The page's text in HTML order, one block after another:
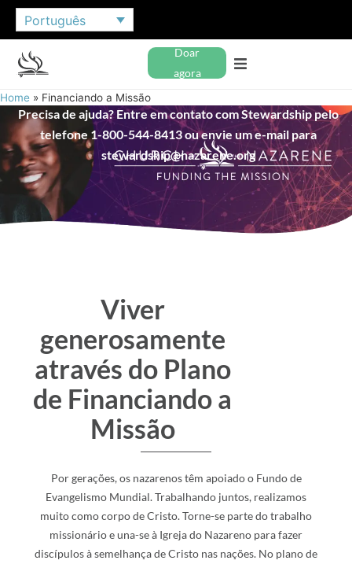
Português
Doar
agora
Home » Financiando a Missão
Precisa de ajuda? Entre em contato com Stewardship pelo
telefone 1-800-544-8413 ou envie um e-mail para
stewardship@nazarene.org
Viver
generosamente
através do Plano
de Financiando a
Missão
Por gerações, os nazarenos têm apoiado o Fundo de
Evangelismo Mundial. Trabalhando juntos, realizamos
muito como corpo de Cristo. Torne-se parte do trabalho
missionário e una-se à Igreja do Nazareno para fazer
discípulos à semelhança de Cristo nas nações. No plano de